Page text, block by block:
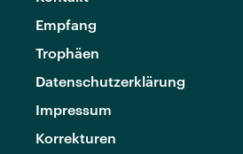
Empfang
Trophäen
Datenschutzerklärung
Impressum
Korrekturen